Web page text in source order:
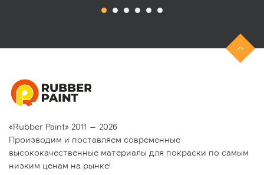

«Rubber Paint» 2011 — 2026
Производим и поставляем современные
высококачественные материалы для покраски по самым
низким ценам на рынке!